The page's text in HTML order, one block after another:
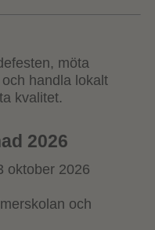
möta
handla lokalt
kvalitet.
2026
oktober 2026
och